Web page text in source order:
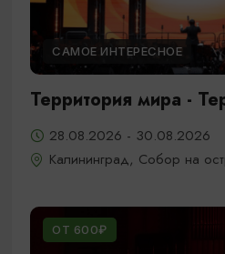
САМОЕ ИНТЕРЕСНОЕ
Территория мира -
28.08.2026 - 30.08.2026
Калининград, Собор на
ОТ 600₽